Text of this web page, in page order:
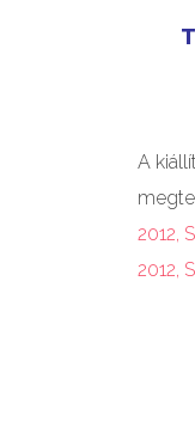
A
2012,
2012,